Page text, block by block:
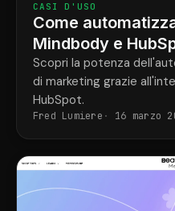
CASI D'USO
Come
Mindbody e
Scopri la potenza
di marketing grazie
HubSpot.
Fred Lumiere 16 marzo